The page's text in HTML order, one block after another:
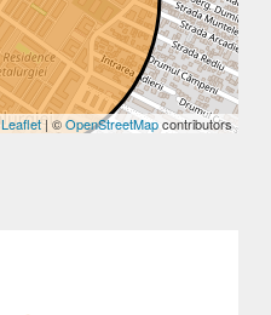
Leaflet | ©OpenStreetMapcontributors